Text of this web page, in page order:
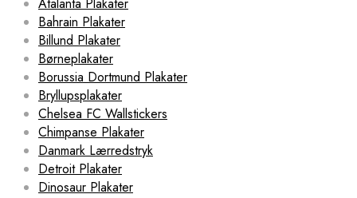
Bahrain Plakater
Billund Plakater
Børneplakater
Borussia Dortmund Plakater
Bryllupsplakater
Chelsea FC Wallstickers
Chimpanse Plakater
Danmark Lærredstryk
Detroit Plakater
Dinosaur Plakater